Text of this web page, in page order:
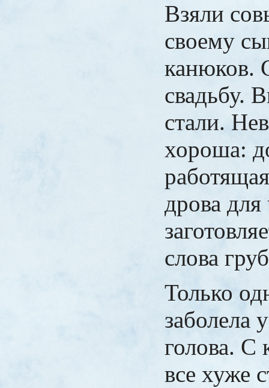
Взяли
своему
канюков.
свадьбу.
стали.
хороша:
дрова
слова
Только
заболела
голова.
все хуже